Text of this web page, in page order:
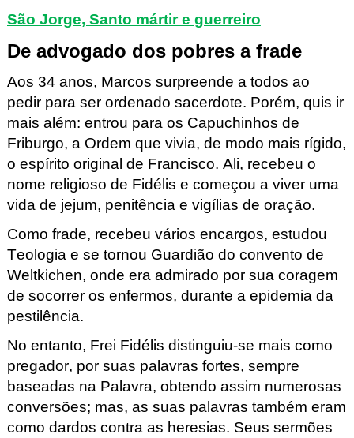
São Jorge, Santo mártir e guerreiro
De advogado dos pobres a frade
Aos 34 anos, Marcos surpreende a todos ao
pedir para ser ordenado sacerdote. Porém, quis ir
mais além: entrou para os Capuchinhos de
Friburgo, a Ordem que vivia, de modo mais rígido,
o espírito original de Francisco. Ali, recebeu o
nome religioso de Fidélis e começou a viver uma
vida de jejum, penitência e vigílias de oração.
Como frade, recebeu vários encargos, estudou
Teologia e se tornou Guardião do convento de
Weltkichen, onde era admirado por sua coragem
de socorrer os enfermos, durante a epidemia da
pestilência.
No entanto, Frei Fidélis distinguiu-se mais como
pregador, por suas palavras fortes, sempre
baseadas na Palavra, obtendo assim numerosas
conversões; mas, as suas palavras também eram
como dardos contra as heresias. Seus sermões